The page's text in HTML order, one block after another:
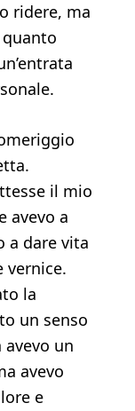
ridere, ma
il mio
avevo a
a dare vita
vernice.
la
un senso
un
avevo
e